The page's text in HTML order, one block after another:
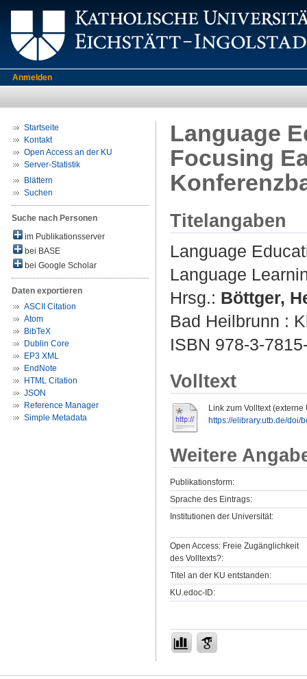
Anmelden
Startseite
Kontakt
Open Access an der KU
Server-Statistik
Blättern
Suchen
Suche nach Personen
im Publikationsserver
bei BASE
bei Google Scholar
Daten exportieren
ASCII Citation
Atom
BibTeX
Dublin Core
EP3 XML
EndNote
HTML Citation
JSON
Reference Manager
Simple Metadata
Language
Focusing
Titelangaben
Language
Language
Hrsg.: Böttger,
Bad Heilbrunn :
ISBN 978-3-
Volltext
Link zum Volltext (externe
https://elibrary.utb.de/doi/
Weitere
Publikationsform:
Sprache des Eintrags:
Institutionen der Universität:
Open Access: Freie Zugänglichkeit
des Volltexts?:
Titel an der KU entstanden:
KU.edoc-ID: